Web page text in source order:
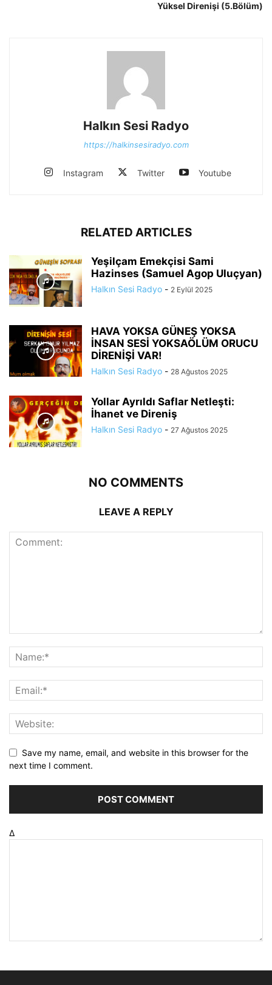
Yüksel Direnişi (5.Bölüm)
Halkın Sesi Radyo
https://halkinsesiradyo.com
Instagram Twitter Youtube
RELATED ARTICLES
Yeşilçam Emekçisi Sami
Hazinses (Samuel Agop Uluçyan)
Halkın Sesi Radyo - 2 Eylül 2025
HAVA YOKSA GÜNEŞ YOKSA
İNSAN SESİ YOKSAÖLÜM ORUCU
DİRENİŞİ VAR!
Halkın Sesi Radyo - 28 Ağustos 2025
Yollar Ayrıldı Saflar Netleşti:
İhanet ve Direniş
Halkın Sesi Radyo - 27 Ağustos 2025
NO COMMENTS
LEAVE A REPLY
Save my name, email, and website in this browser for the
next time I comment.
Δ